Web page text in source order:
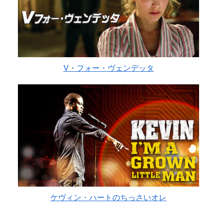
V・フォー・ヴェンデッタ
ケヴィン・ハートのちっさいオレ